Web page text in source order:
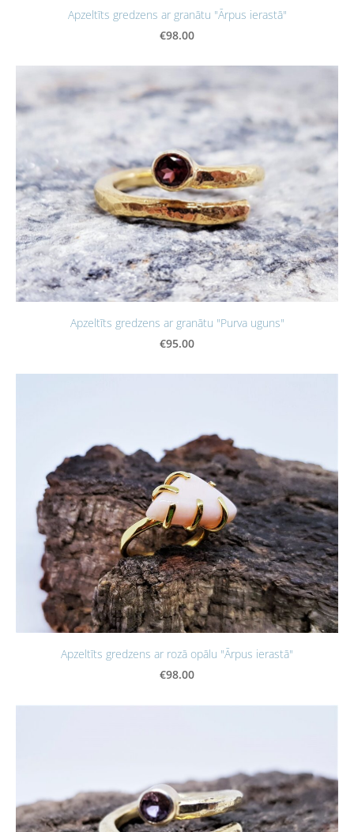
Apzeltīts gredzens ar granātu "Ārpus ierastā"
€98.00
Apzeltīts gredzens ar granātu "Purva uguns"
€95.00
Apzeltīts gredzens ar rozā opālu "Ārpus ierastā"
€98.00